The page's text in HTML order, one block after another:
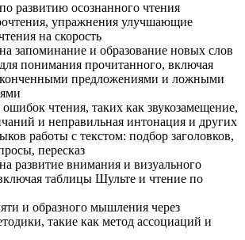
развитию осознанного чтения
упражнения улучшающие
на скорость
запоминание и образование новых слов
понимания прочитанного, включая
предложениями и ложными
чтения, таких как звукозамещение,
и неправильная интонация и других
работы с текстом: подбор заголовков,
пересказ
развитие внимания и визуального
таблицы Шульте и чтение по
и образного мышления через
такие как метод ассоциаций и